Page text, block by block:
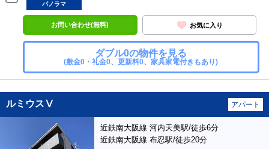
パノラマ
お問い合わせ(無料) お気に入り
ダブル0の物件を見る
(敷金0・礼金0、更新料0、家具家電付きもあり)
ルミウスⅤ アパート
近鉄南大阪線 河内天美駅/徒歩6分
近鉄南大阪線 布忍駅/徒歩20分